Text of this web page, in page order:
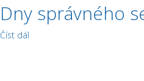
Dny správného
Číst dál